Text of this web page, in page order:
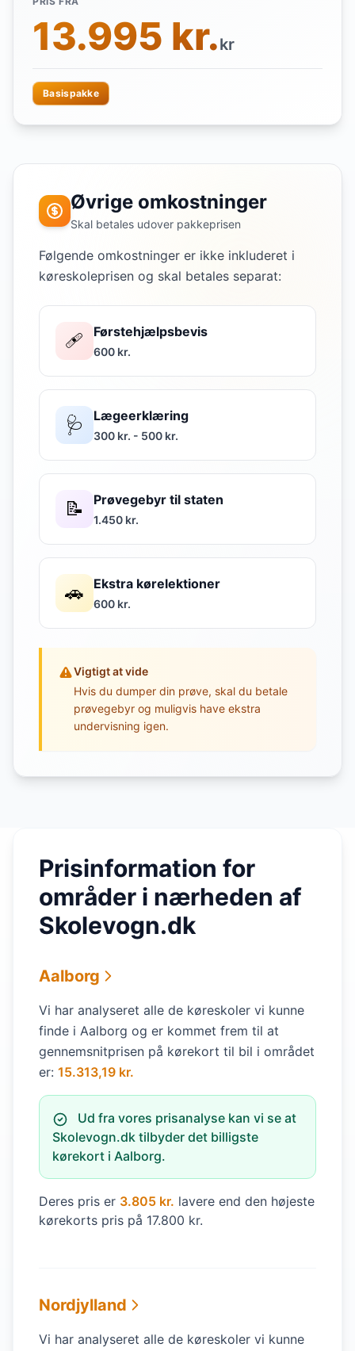
13.995 kr.kr
Basispakke
Øvrige omkostninger
Skal betales udover pakkeprisen
Følgende omkostninger er ikke inkluderet i
køreskoleprisen og skal betales separat:
🩹 Førstehjælpsbevis
600 kr.
🩺 Lægeerklæring
300 kr. - 500 kr.
📝 Prøvegebyr til staten
1.450 kr.
🚗 Ekstra kørelektioner
600 kr.
Vigtigt at vide
Hvis du dumper din prøve, skal du betale
prøvegebyr og muligvis have ekstra
undervisning igen.
Prisinformation for
områder i nærheden af
Skolevogn.dk
Aalborg
Vi har analyseret alle de køreskoler vi kunne
finde i Aalborg og er kommet frem til at
gennemsnitprisen på kørekort til bil i området
er: 15.313,19 kr.
Ud fra vores prisanalyse kan vi se at
Skolevogn.dk tilbyder det billigste
kørekort i Aalborg.
Deres pris er 3.805 kr. lavere end den højeste
kørekorts pris på 17.800 kr.
Nordjylland
Vi har analyseret alle de køreskoler vi kunne